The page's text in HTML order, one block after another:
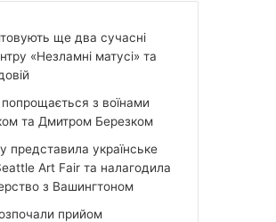
ще два сучасні
«Незламні матусі» та
з воїнами
та Дмитром Березком
представила українське
Art Fair та налагодила
з Вашингтоном
прийом